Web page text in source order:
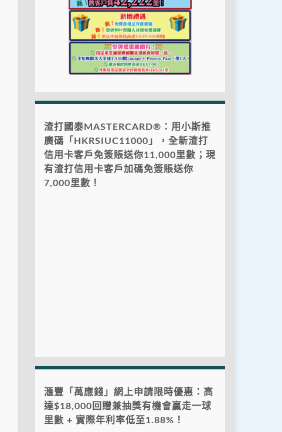
渣打國泰MASTERCARD®：用小斯推
廣碼「HKRSIUC11000」，全新渣打
信用卡客戶免簽賬送你11,000里數；現
有渣打信用卡客戶加碼免簽賬送你
7,000里數！
滙豐「萬應錢」網上申請限時優惠：高
達$18,000回贈兼抽獎有機會贏走一球
里數 + 實際年利率低至1.88%！